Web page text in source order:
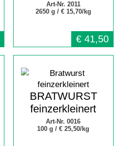
Art-Nr. 2011
2650 g / € 15,70/kg
€ 41,50
BRATWURST
feinzerkleinert
Art-Nr. 0016
100 g /€ 25,50/kg